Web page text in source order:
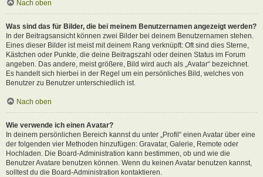
Nach oben
Was sind das für Bilder, die bei meinem Benutzernamen angezeigt werden?
In der Beitragsansicht können zwei Bilder bei deinem Benutzernamen stehen.
Eines dieser Bilder ist meist mit deinem Rang verknüpft: Oft sind dies Sterne,
Kästchen oder Punkte, die deine Beitragszahl oder deinen Status im Forum
angeben. Das andere, meist größere, Bild wird auch als „Avatar“ bezeichnet.
Es handelt sich hierbei in der Regel um ein persönliches Bild, welches von
Benutzer zu Benutzer unterschiedlich ist.
Nach oben
Wie verwende ich einen Avatar?
In deinem persönlichen Bereich kannst du unter „Profil“ einen Avatar über eine
der folgenden vier Methoden hinzufügen: Gravatar, Galerie, Remote oder
Hochladen. Die Board-Administration kann bestimmen, ob und wie die
Benutzer Avatare benutzen können. Wenn du keinen Avatar benutzen kannst,
solltest du die Board-Administration kontaktieren.